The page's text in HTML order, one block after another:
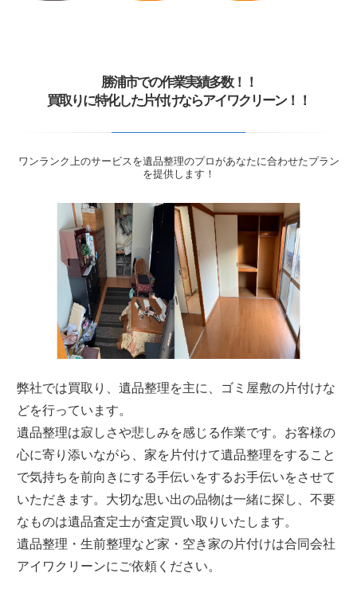
勝浦市での作業実績多数！！
買取りに特化した片付けならアイワクリーン！！
ワンランク上のサービスを遺品整理のプロがあなたに合わせたプラン
を提供します！
弊社では買取り、遺品整理を主に、ゴミ屋敷の片付けな
どを行っています。
遺品整理は寂しさや悲しみを感じる作業です。お客様の
心に寄り添いながら、家を片付けて遺品整理をすること
で気持ちを前向きにする手伝いをするお手伝いをさせて
いただきます。大切な思い出の品物は一緒に探し、不要
なものは遺品査定士が査定買い取りいたします。
遺品整理・生前整理など家・空き家の片付けは合同会社
アイワクリーンにご依頼ください。